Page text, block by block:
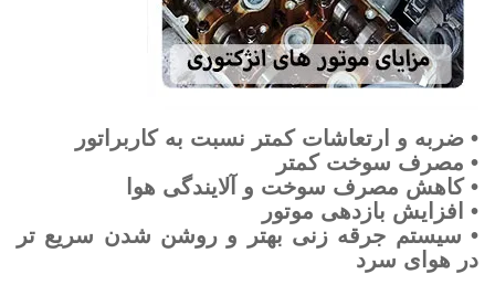
• ضربه و ارتعاشات کمتر نسبت به کاربراتور
• مصرف سوخت کمتر
• کاهش مصرف سوخت و آلایندگی هوا
• افزایش بازدهی موتور
• سیستم جرقه زنی بهتر و روشن شدن سریع تر
در هوای سرد